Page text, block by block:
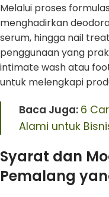
Melalui proses
menghadirkan
serum, hingga nail
penggunaan yang
intimate wash atau
untuk melengkapi
Baca Juga: 6
Alami untuk
Syarat dan
Pemalang